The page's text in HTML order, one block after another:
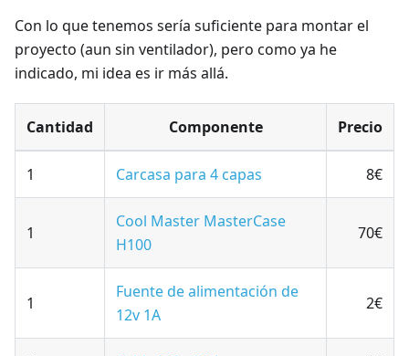
Con lo que tenemos sería suficiente para montar el
proyecto (aun sin ventilador), pero como ya he
indicado, mi idea es ir más allá.
Cantidad Componente Precio
1 Carcasa para 4 capas 8€
1
Cool Master MasterCase
H100
70€
1
Fuente de alimentación de
12v 1A
2€